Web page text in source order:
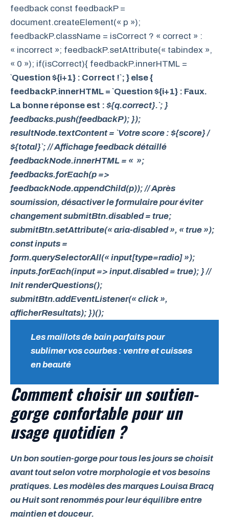
feedback const feedbackP =
document.createElement(« p »);
feedbackP.className = isCorrect ? « correct » :
« incorrect »; feedbackP.setAttribute(« tabindex »,
« 0 »); if(isCorrect){ feedbackP.innerHTML =
`Question ${i+1} : Correct !`; } else {
feedbackP.innerHTML = `Question ${i+1} : Faux.
La bonne réponse est : ${q.correct}.`; }
feedbacks.push(feedbackP); });
resultNode.textContent = `Votre score : ${score} /
${total}`; // Affichage feedback détaillé
feedbackNode.innerHTML = « »;
feedbacks.forEach(p =>
feedbackNode.appendChild(p)); // Après
soumission, désactiver le formulaire pour éviter
changement submitBtn.disabled = true;
submitBtn.setAttribute(« aria-disabled », « true »);
const inputs =
form.querySelectorAll(« input[type=radio] »);
inputs.forEach(input => input.disabled = true); } //
Init renderQuestions();
submitBtn.addEventListener(« click »,
afficherResultats); })();
Les maillots de bain parfaits pour
sublimer vos courbes : ventre et cuisses
en beauté
Comment choisir un soutien-
gorge confortable pour un
usage quotidien ?
Un bon soutien-gorge pour tous les jours se choisit
avant tout selon votre morphologie et vos besoins
pratiques. Les modèles des marquesLouisa Bracq
ouHuitsont renommés pour leur équilibre entre
maintien et douceur.